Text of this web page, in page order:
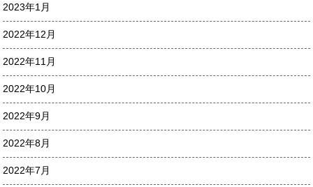
2023年1月
2022年12月
2022年11月
2022年10月
2022年9月
2022年8月
2022年7月